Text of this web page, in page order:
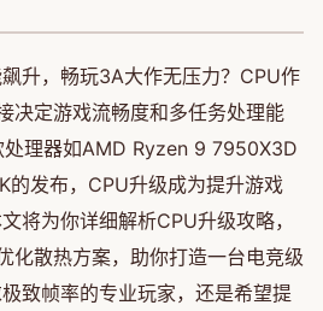
升，畅玩3A大作无压力？CPU作
决定游戏流畅度和多任务处理能
理器如AMD Ryzen 9 7950X3D
发布，CPU升级成为提升游戏
将为你详细解析CPU升级攻略，
化散热方案，助你打造一台电竞级
致帧率的专业玩家，还是希望提